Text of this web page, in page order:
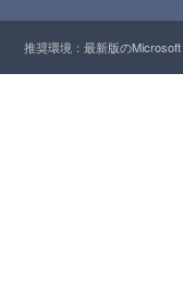
推奨環境：最新版の